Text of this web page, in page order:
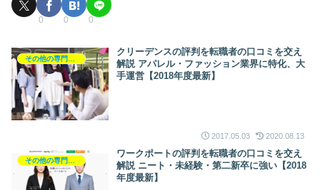
0 0 0
クリーデンスの評判を転職者の口コミを交え
解説 アパレル・ファッション業界に特化、大
手運営【2018年度最新】
2017.05.03 2020.08.13
ワークポートの評判を転職者の口コミを交え
解説 ニート・未経験・第二新卒に強い【2018
年度最新】